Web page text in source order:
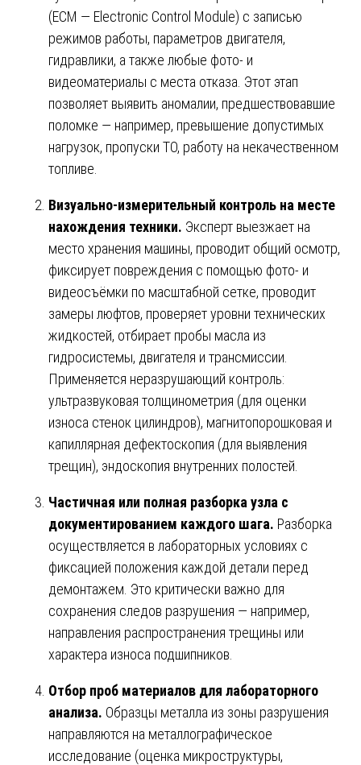
(ECM — Electronic Control Module) с записью
режимов работы, параметров двигателя,
гидравлики, а также любые фото- и
видеоматериалы с места отказа. Этот этап
позволяет выявить аномалии, предшествовавшие
поломке — например, превышение допустимых
нагрузок, пропуски ТО, работу на некачественном
топливе.
Визуально-измерительный контроль на месте
нахождения техники. Эксперт выезжает на
место хранения машины, проводит общий осмотр,
фиксирует повреждения с помощью фото- и
видеосъёмки по масштабной сетке, проводит
замеры люфтов, проверяет уровни технических
жидкостей, отбирает пробы масла из
гидросистемы, двигателя и трансмиссии.
Применяется неразрушающий контроль:
ультразвуковая толщинометрия (для оценки
износа стенок цилиндров), магнитопорошковая и
капиллярная дефектоскопия (для выявления
трещин), эндоскопия внутренних полостей.
Частичная или полная разборка узла с
документированием каждого шага. Разборка
осуществляется в лабораторных условиях с
фиксацией положения каждой детали перед
демонтажем. Это критически важно для
сохранения следов разрушения — например,
направления распространения трещины или
характера износа подшипников.
Отбор проб материалов для лабораторного
анализа. Образцы металла из зоны разрушения
направляются на металлографическое
исследование (оценка микроструктуры,